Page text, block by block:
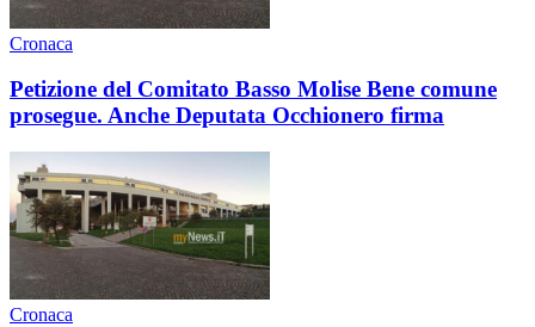
Cronaca
Petizione del Comitato Basso Molise Bene comune
prosegue. Anche Deputata Occhionero firma
Cronaca